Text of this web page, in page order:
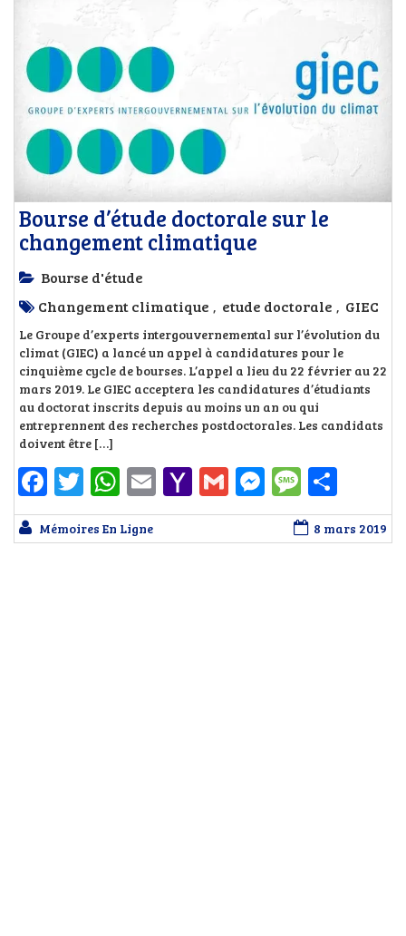
Bourse d’étude doctorale sur le
changement climatique
Bourse d'étude
Changement climatique , etude doctorale , GIEC
Le Groupe d’experts intergouvernemental sur l’évolution du
climat (GIEC) a lancé un appel à candidatures pour le
cinquième cycle de bourses. L’appel a lieu du 22 février au 22
mars 2019. Le GIEC acceptera les candidatures d’étudiants
au doctorat inscrits depuis au moins un an ou qui
entreprennent des recherches postdoctorales. Les candidats
doivent être […]
Facebook
Twitter
WhatsApp
EmailYahoo
Mail
GmailMessenger
Mémoires En Ligne 8 mars 2019